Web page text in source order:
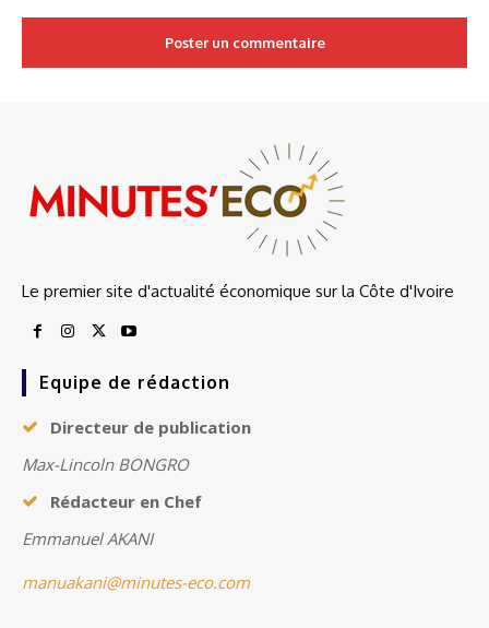
Le premier site d'actualité économique sur la Côte d'Ivoire
Equipe de rédaction
Directeur de publication
Max-Lincoln BONGRO
Rédacteur en Chef
Emmanuel AKANI
manuakani@minutes-eco.com